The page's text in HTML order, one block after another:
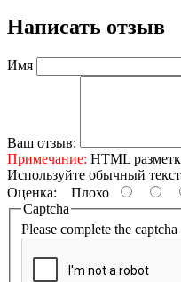
Написать отзыв
Имя
Ваш отзыв:
Примечание: HTML
Используйте обычный
Оценка: Плохо
Captcha
Please complete the